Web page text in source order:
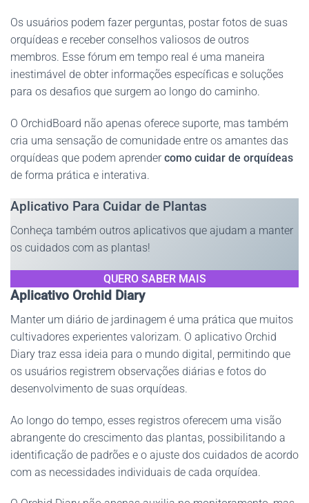
Os usuários podem fazer perguntas, postar fotos de suas
orquídeas e receber conselhos valiosos de outros
membros. Esse fórum em tempo real é uma maneira
inestimável de obter informações específicas e soluções
para os desafios que surgem ao longo do caminho.
O OrchidBoard não apenas oferece suporte, mas também
cria uma sensação de comunidade entre os amantes das
orquídeas que podem aprendercomo cuidar de orquídeas
de forma prática e interativa.
Aplicativo Para Cuidar de Plantas
Conheça também outros aplicativos que ajudam a manter
os cuidados com as plantas!
QUERO SABER MAIS
Aplicativo Orchid Diary
Manter um diário de jardinagem é uma prática que muitos
cultivadores experientes valorizam. O aplicativo Orchid
Diary traz essa ideia para o mundo digital, permitindo que
os usuários registrem observações diárias e fotos do
desenvolvimento de suas orquídeas.
Ao longo do tempo, esses registros oferecem uma visão
abrangente do crescimento das plantas, possibilitando a
identificação de padrões e o ajuste dos cuidados de acordo
com as necessidades individuais de cada orquídea.